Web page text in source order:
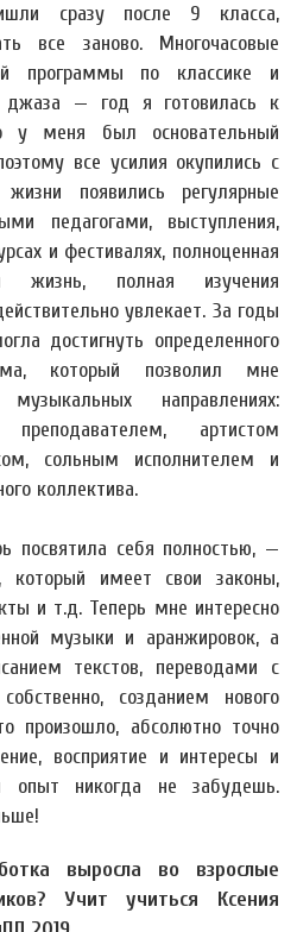
сразу после 9 класса,
все заново. Многочасовые
программы по классике и
джаза — год я готовилась к
у меня был основательный
все усилия окупились с
появились регулярные
педагогами, выступления,
и фестивалях, полноценная
жизнь, полная изучения
увлекает. За годы
достигнуть определенного
который позволил мне
направлениях:
артистом
сольным исполнителем и
коллектива.
посвятила себя полностью, —
имеет свои законы,
и т.д. Теперь мне интересно
музыки и аранжировок, а
текстов, переводами с
созданием нового
произошло, абсолютно точно
восприятие и интересы и
опыт никогда не забудешь.
выросла во взрослые
Учит учиться Ксения